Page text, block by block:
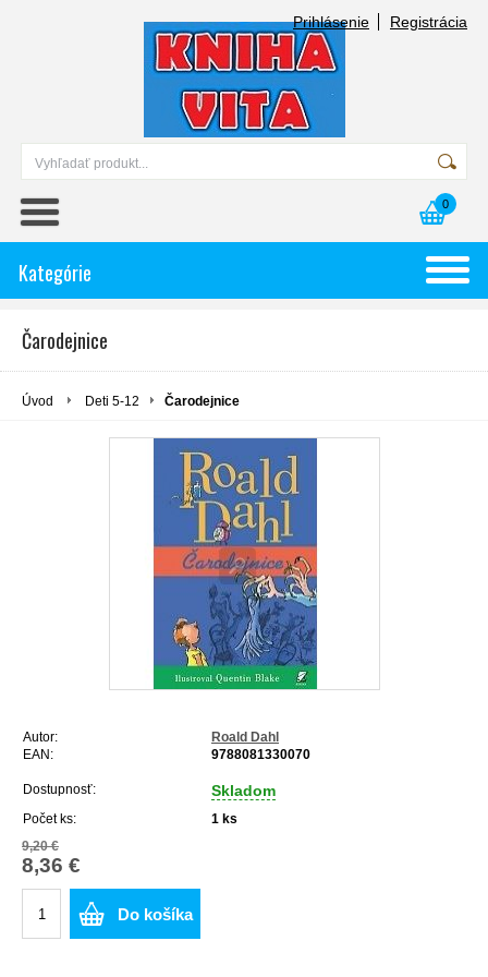
Prihlásenie Registrácia
0
Kategórie
Čarodejnice
Úvod Deti 5-12 Čarodejnice
Autor:
Roald Dahl
EAN:
9788081330070
Dostupnosť: Skladom
Počet ks: 1 ks
9,20 €
8,36 €
Do košíka